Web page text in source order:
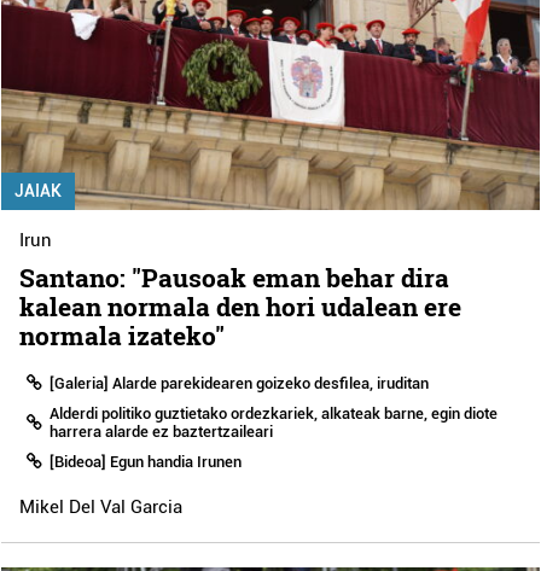
JAIAK
Irun
Santano: "Pausoak eman behar dira
kalean normala den hori udalean ere
normala izateko"
[Galeria] Alarde parekidearen goizeko desfilea, iruditan
Alderdi politiko guztietako ordezkariek, alkateak barne, egin diote
harrera alarde ez baztertzaileari
[Bideoa] Egun handia Irunen
Mikel Del Val Garcia